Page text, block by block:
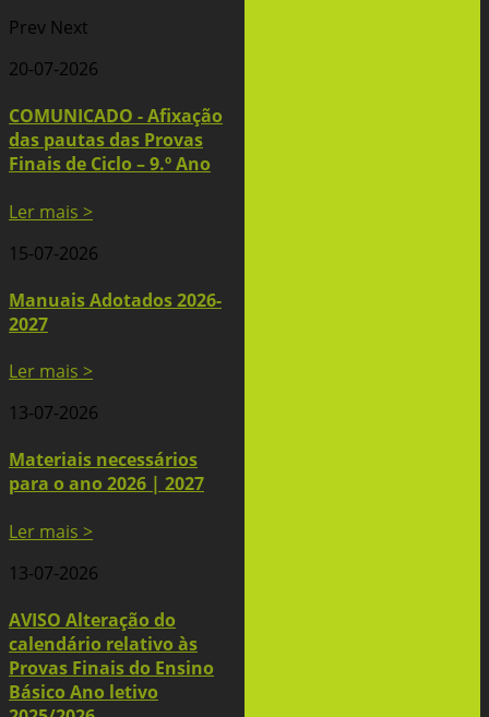
Prev Next
20-07-2026
COMUNICADO - Afixação
das pautas das Provas
Finais de Ciclo – 9.º Ano
Ler mais >
15-07-2026
Manuais Adotados 2026-
2027
Ler mais >
13-07-2026
Materiais necessários
para o ano 2026 | 2027
Ler mais >
13-07-2026
AVISO Alteração do
calendário relativo às
Provas Finais do Ensino
Básico Ano letivo